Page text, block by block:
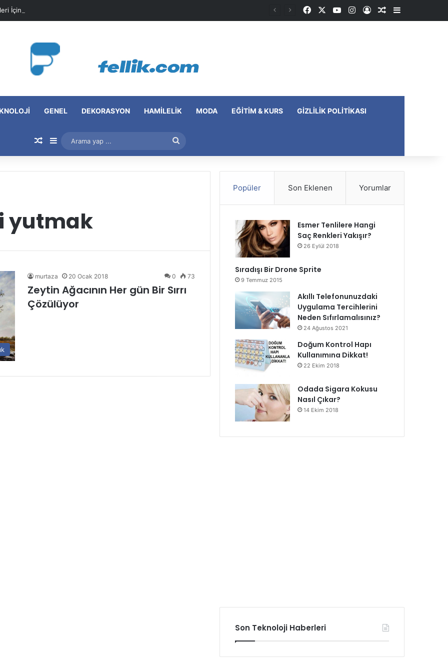
İçin Pratik Maske Önerileri FacebookYouTubeInstagram
Kayıt OlRastgele Makale
Kenar
GENEL DEKORASYON HAMILELIK MODA EĞITIM & KURS GIZLILIK POLITIKASI
Rastgele Makale
Kenar Bölmesi
Arama
yap
yutmak
murtaza 20 Ocak 2018 0 73
Zeytin Ağacının Her gün Bir Sırrı
Çözülüyor
Popüler Son Eklenen Yorumlar
Esmer Tenlilere Hangi
Saç Renkleri Yakışır?
26 Eylül 2018
Sıradışı Bir Drone Sprite
9 Temmuz 2015
Akıllı Telefonunuzdaki
Uygulama Tercihlerini
Neden Sıfırlamalısınız?
24 Ağustos 2021
Doğum Kontrol Hapı
Kullanımına Dikkat!
22 Ekim 2018
Odada Sigara Kokusu
Nasıl Çıkar?
14 Ekim 2018
Son Teknoloji Haberleri